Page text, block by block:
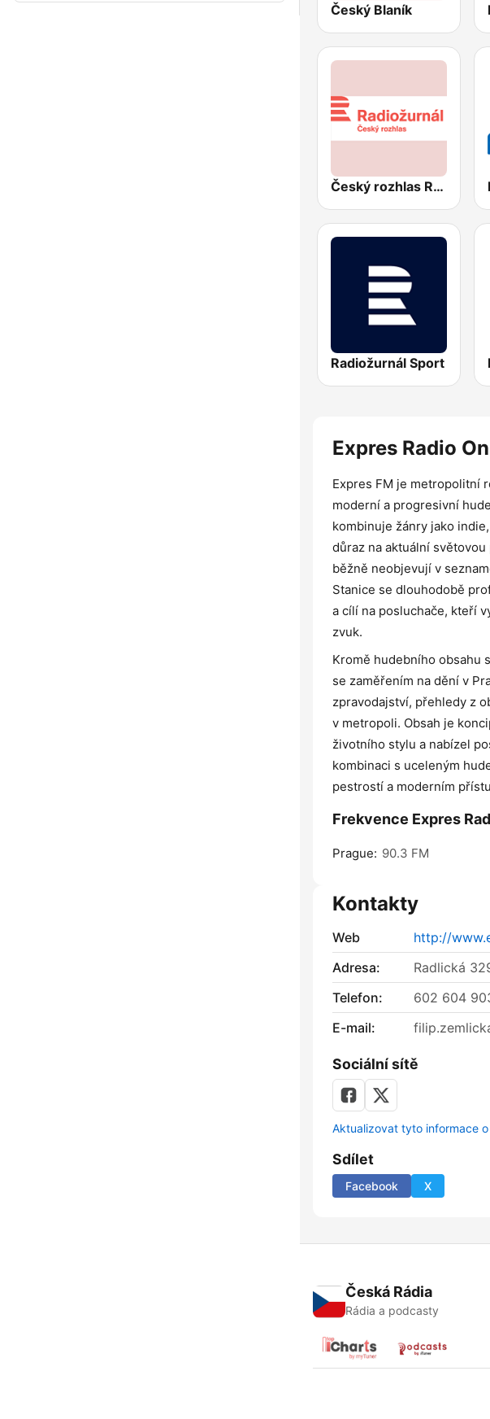
Český Blaník
Český rozhlas Radiožurnál
Radiožurnál Sport
Expres Radio
Expres FM je metropolitní
moderní a progresivní
kombinuje žánry jako
důraz na aktuální
běžně neobjevují v
Stanice se dlouhodobě
a cílí na posluchače, kteří
zvuk.
Kromě hudebního obsahu
se zaměřením na dění v
zpravodajství, přehledy z
v metropoli. Obsah je
životního stylu a nabízel
kombinaci s uceleným
pestrostí a moderním
Frekvence Expres
Prague: 90.3 FM
Kontakty
Web
http://
Adresa:
Radlická
Telefon:
602 604
E-mail:
Sociální sítě
Aktualizovat tyto informace
Sdílet
Facebook X
Česká Rádia
Rádia a podcasty